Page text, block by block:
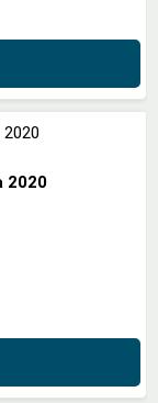
2020